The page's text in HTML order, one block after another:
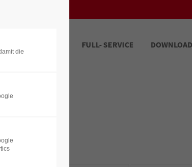
FULL- SERVICE DOWNLOAD
die